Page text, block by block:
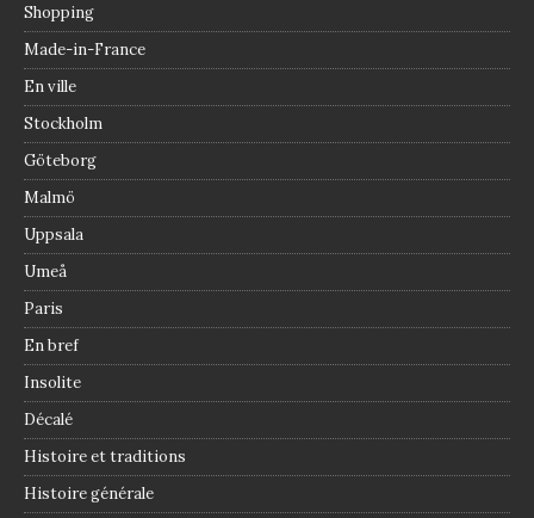
Shopping
Made-in-France
En ville
Stockholm
Göteborg
Malmö
Uppsala
Umeå
Paris
En bref
Insolite
Décalé
Histoire et traditions
Histoire générale